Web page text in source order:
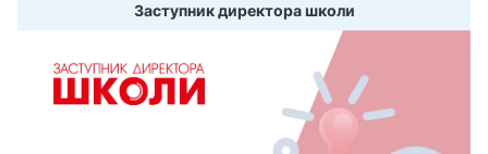
Заступник директора школи